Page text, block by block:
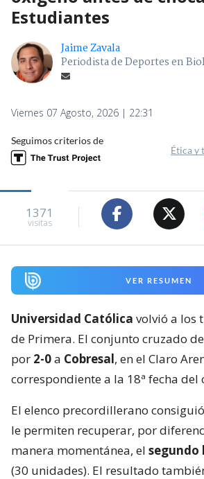
Estudiantes
Jaime Zavala
Periodista de Deportes en
Viernes 07 Agosto, 2026 | 22:31
Seguimos criterios de
Ética y
1371
visitas
VER RESUMEN
Universidad Católica volvió a los
de Primera. El conjunto cruzado
por 2-0a Cobresal, en el Claro
correspondiente a la 18ª fecha del
El elenco precordillerano
le permiten recuperar, por
manera momentánea, el segundo
(30 unidades). El resultado